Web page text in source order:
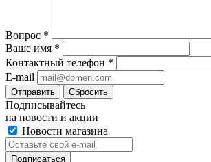
Вопрос *
Ваше имя *
Контактный телефон *
E-mail
Отправить Сбросить
Подписывайтесь
на новости и акции
Новости магазина